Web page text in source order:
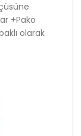
+Pako
olarak